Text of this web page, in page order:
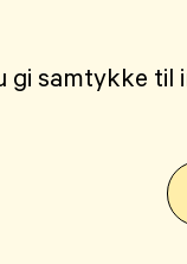
gi samtykke